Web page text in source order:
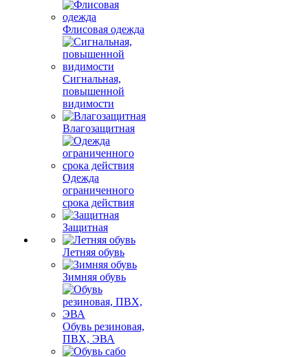
Флисовая одежда
Сигнальная,
повышенной
видимости
Влагозащитная
Одежда
ограниченного
срока действия
Защитная
Летняя обувь
Зимняя обувь
Обувь резиновая,
ПВХ, ЭВА